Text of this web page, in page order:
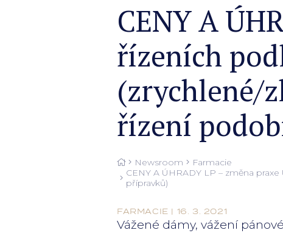
CENY A
řízeních
(zrychlené/
řízení
Newsroom
Farmacie
CENY A ÚHRADY LP – změna
přípravků)
FARMACIE | 16. 3. 2021
Vážené dámy, vážení